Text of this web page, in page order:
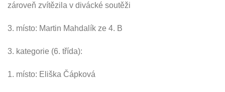
zároveň zvítězila v divácké soutěži
3. místo: Martin Mahdalík ze 4. B
3. kategorie (6. třída):
1. místo: Eliška Čápková